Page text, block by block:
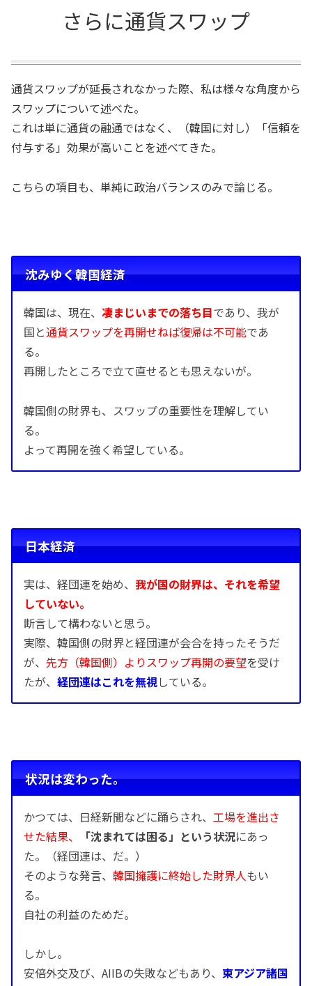
さらに通貨スワップ
通貨スワップが延長されなかった際、私は様々な角度から
スワップについて述べた。
これは単に通貨の融通ではなく、（韓国に対し）「信頼を
付与する」効果が高いことを述べてきた。
こちらの項目も、単純に政治バランスのみで論じる。
沈みゆく韓国経済
韓国は、現在、 凄まじいまでの落ち目であり、我が
国と通貨スワップを再開せねば復帰は不可能であ
る。
再開したところで立て直せるとも思えないが。
韓国側の財界も、スワップの重要性を理解してい
る。
よって再開を強く希望している。
日本経済
実は、経団連を始め、 我が国の財界は、それを希望
していない。
断言して構わないと思う。
実際、韓国側の財界と経団連が会合を持ったそうだ
が、 先方（韓国側）よりスワップ再開の要望を受け
たが、 経団連はこれを無視している。
状況は変わった。
かつては、日経新聞などに踊らされ、 工場を進出さ
せた結果、
「沈まれては困る」という状況にあっ
た。（経団連は、だ。）
そのような発言、 韓国擁護に終始した財界人もい
る。
自社の利益のためだ。
しかし。
安倍外交及び、AIIBの失敗などもあり、 東アジア諸国